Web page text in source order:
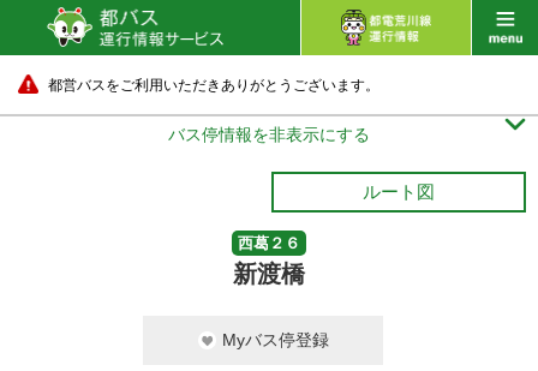
都営バスをご利用いただきありがとうございます。
バス停情報を非表示にする 
ルート図
西葛２６
新渡橋
Myバス停登録